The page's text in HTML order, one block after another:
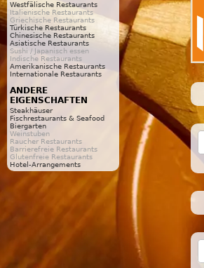
Westfälische Restaurants
Italienische Restaurants
Griechische Restaurants
Türkische Restaurants
Chinesische Restaurants
Asiatische Restaurants
Sushi / Japanisch essen
Indische Restaurants
Amerikanische Restaurants
Internationale Restaurants
ANDERE
EIGENSCHAFTEN
Steakhäuser
Fischrestaurants & Seafood
Biergarten
Weinstuben
Raucher Restaurants
Barrierefreie Restaurants
Glutenfreie Restaurants
Hotel-Arrangements